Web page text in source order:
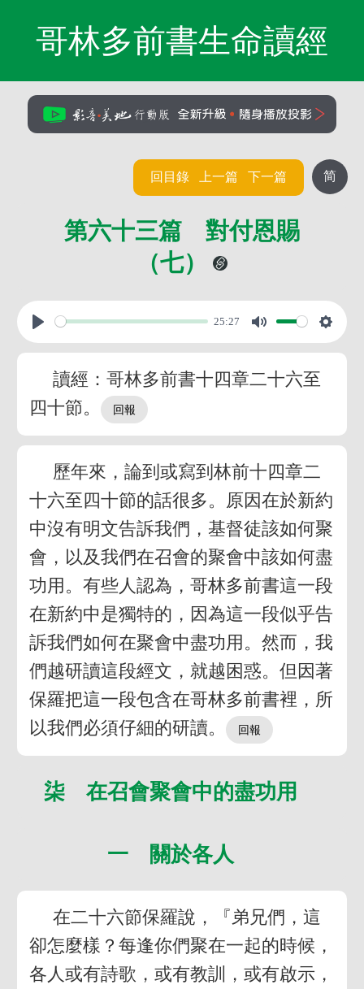
哥林多前書生命讀經
简
回目錄 上一篇 下一篇
第六十三篇 對付恩賜
（七）
25:27
讀經：哥林多前書十四章二十六至
四十節。
歷年來，論到或寫到林前十四章二
十六至四十節的話很多。原因在於新約
中沒有明文告訴我們，基督徒該如何聚
會，以及我們在召會的聚會中該如何盡
功用。有些人認為，哥林多前書這一段
在新約中是獨特的，因為這一段似乎告
訴我們如何在聚會中盡功用。然而，我
們越研讀這段經文，就越困惑。但因著
保羅把這一段包含在哥林多前書裡，所
以我們必須仔細的研讀。
柒 在召會聚會中的盡功用
一 關於各人
在二十六節保羅說，『弟兄們，這
卻怎麼樣？每逢你們聚在一起的時候，
各人或有詩歌，或有教訓，或有啟示，